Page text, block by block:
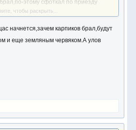
этому сфоткал по приезду
вложение 19582 Посмотреть
вложение 19584
чтобы раскрыть...
начнется,зачем карпиков брал,будут
и еще земляным червяком.А улов